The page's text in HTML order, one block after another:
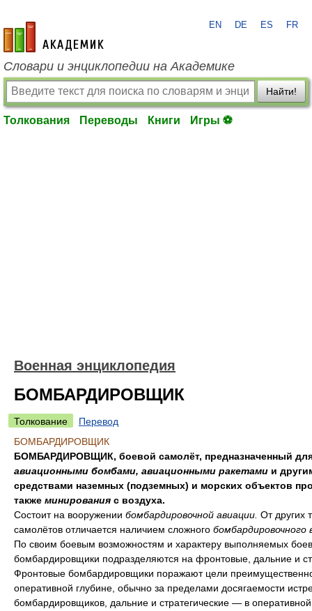
academic.ru
EN DE ES FR
Словари и энциклопедии на Академике
Найти!
Толкования Переводы Книги Игры ⚽
Военная энциклопедия
БОМБАРДИРОВЩИК
Толкование
Перевод
БОМБАРДИРОВЩИК
БОМБАРДИРОВЩИК, боевой самолёт, предназначенный
авиационными бомбами, авиационными ракетами и
средствами наземных (подземных) и морских объектов
также минирования с воздуха.
Состоит на вооружении бомбардировочной авиации. От других
самолётов отличается наличием сложного бомбардировочного
По своим боевым возможностям и характеру выполняемых
бомбардировщики подразделяются на фронтовые, дальние и
Фронтовые бомбардировщики поражают цели
оперативной глубине, обычно за пределами досягаемости
бомбардировщиков, дальние и стратегические — в